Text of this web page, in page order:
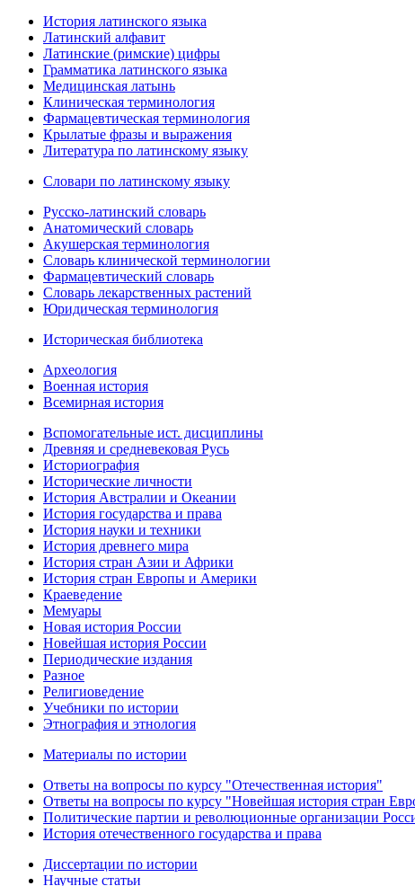
История латинского языка
Латинский алфавит
Латинские (римские) цифры
Грамматика латинского языка
Медицинская латынь
Клиническая терминология
Фармацевтическая терминология
Крылатые фразы и выражения
Литература по латинскому языку
Словари по латинскому языку
Русско-латинский словарь
Анатомический словарь
Акушерская терминология
Словарь клинической терминологии
Фармацевтический словарь
Словарь лекарственных растений
Юридическая терминология
Историческая библиотека
Археология
Военная история
Всемирная история
Вспомогательные ист. дисциплины
Древняя и средневековая Русь
Историография
Исторические личности
История Австралии и Океании
История государства и права
История науки и техники
История древнего мира
История стран Азии и Африки
История стран Европы и Америки
Краеведение
Мемуары
Новая история России
Новейшая история России
Периодические издания
Разное
Религиоведение
Учебники по истории
Этнография и этнология
Материалы по истории
Ответы на вопросы по курсу "Отечественная история"
Ответы на вопросы по курсу "Новейшая история стран
Политические партии и революционные организации
История отечественного государства и права
Диссертации по истории
Научные статьи